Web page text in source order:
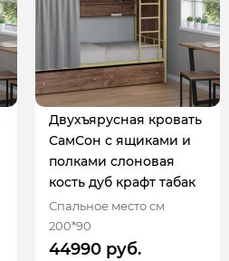
Двухъярусная кровать
СамСон с ящиками и
полками слоновая
кость дуб крафт табак
Спальное место см
200*90
44990 руб.